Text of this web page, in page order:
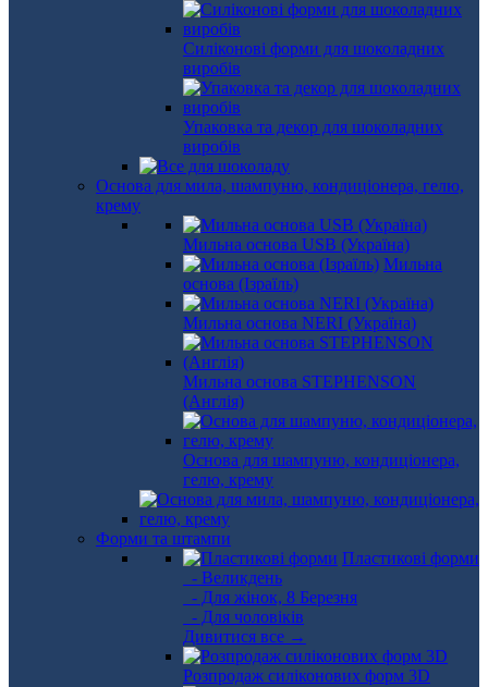
Силіконові форми для шоколадних
виробів
Упаковка та декор для шоколадних
виробів
Основа для мила, шампуню, кондиціонера, гелю,
крему
Мильна основа USB (Україна)
Мильна
основа (Ізраїль)
Мильна основа NERI (Україна)
Мильна основа STEPHENSON
(Англія)
Основа для шампуню, кондиціонера,
гелю, крему
Форми та штампи
Пластикові форми
- Великдень
- Для жінок, 8 Березня
- Для чоловіків
Дивитися все →
Розпродаж силіконових форм 3D